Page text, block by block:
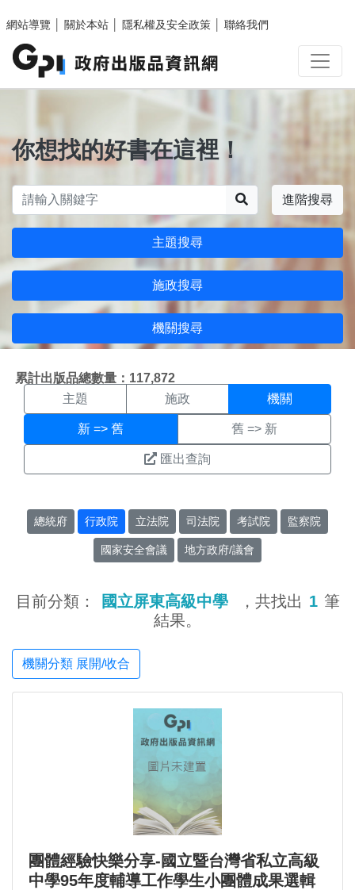
網站導覽
關於本站 隱私權及安全政策 聯絡我們
你想找的好書在這裡！
進階搜尋
主題搜尋
施政搜尋
機關搜尋
累計出版品總數量：117,872
機關搜尋結果頁面
主題 施政 機關
新 => 舊 舊 => 新
匯出查詢
總統府 行政院 立法院 司法院 考試院 監察院
國家安全會議 地方政府/議會
目前分類： 國立屏東高級中學 ，共找出 1 筆
結果。
機關分類 展開/收合
團體經驗快樂分享-國立暨台灣省私立高級
中學95年度輔導工作學生小團體成果選輯